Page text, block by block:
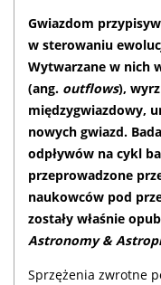
Gwiazdom
w sterowaniu
Wytwarzane w nich
(ang. outflows),
międzygwiazdowy,
nowych gwiazd.
odpływów na cykl
przeprowadzone
naukowców pod
zostały właśnie
Astronomy &
Sprzężenia zwrotne